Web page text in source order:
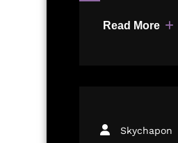
Read More
Skychapon